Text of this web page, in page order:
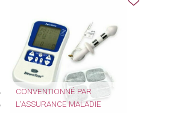
CONVENTIONNÉ PAR
L'ASSURANCE MALADIE